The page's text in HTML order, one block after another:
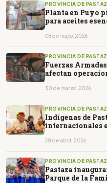
PROVINCIA DE
Planta en Puyo
para aceites
06 de mayo, 2026
PROVINCIA DE
Fuerzas
afectan
30 de marzo, 2026
PROVINCIA DE
Indígenas de
internacionales
28 de abril, 2026
PROVINCIA DE
Pastaza
Parque de la